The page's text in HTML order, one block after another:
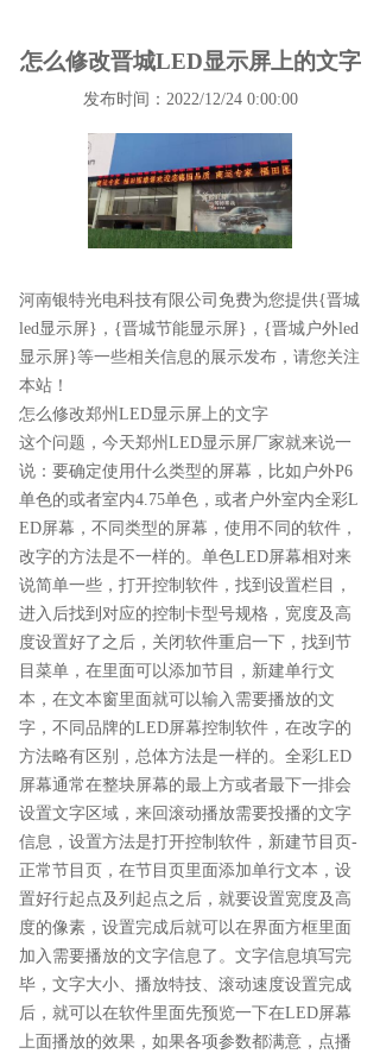
怎么修改晋城LED显示屏上的文字
发布时间：2022/12/24 0:00:00
河南银特光电科技有限公司免费为您提供{晋城
led显示屏} ，{晋城节能显示屏}，{晋城户外led
显示屏}等一些相关信息的展示发布，请您关注
本站！
怎么修改郑州LED显示屏上的文字
这个问题，今天郑州LED显示屏厂家就来说一
说：要确定使用什么类型的屏幕，比如户外P6
单色的或者室内4.75单色，或者户外室内全彩L
ED屏幕，不同类型的屏幕，使用不同的软件，
改字的方法是不一样的。单色LED屏幕相对来
说简单一些，打开控制软件，找到设置栏目，
进入后找到对应的控制卡型号规格，宽度及高
度设置好了之后，关闭软件重启一下，找到节
目菜单，在里面可以添加节目，新建单行文
本，在文本窗里面就可以输入需要播放的文
字，不同品牌的LED屏幕控制软件，在改字的
方法略有区别，总体方法是一样的。全彩LED
屏幕通常在整块屏幕的最上方或者最下一排会
设置文字区域，来回滚动播放需要投播的文字
信息，设置方法是打开控制软件，新建节目页-
正常节目页，在节目页里面添加单行文本，设
置好行起点及列起点之后，就要设置宽度及高
度的像素，设置完成后就可以在界面方框里面
加入需要播放的文字信息了。文字信息填写完
毕，文字大小、播放特技、滚动速度设置完成
后，就可以在软件里面先预览一下在LED屏幕
上面播放的效果，如果各项参数都满意，点播